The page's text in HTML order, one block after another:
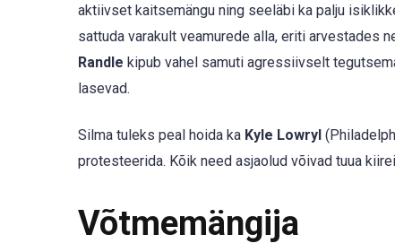
aktiivset kaitsemängu ning seeläbi ka palju
sattuda varakult veamurede alla, eriti arvestades
Randle kipub vahel samuti agressiivselt
lasevad.
Silma tuleks peal hoida ka Kyle Lowryl
protesteerida. Kõik need asjaolud võivad tuua
Võtmemängija